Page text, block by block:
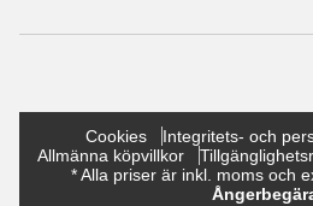
Cookies
Integritets- och
Allmänna köpvillkor
* Alla priser är inkl. moms och